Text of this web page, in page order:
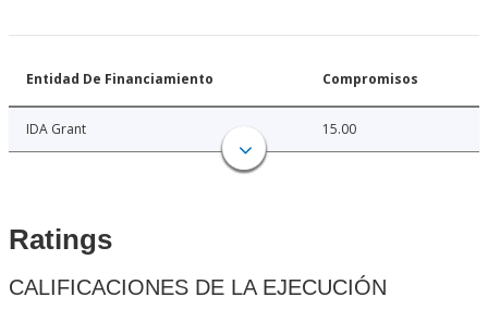
Entidad De Financiamiento Compromisos
IDA Grant 15.00
Ratings
CALIFICACIONES DE LA EJECUCIÓN